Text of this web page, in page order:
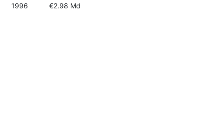
1996 €2.98 Md